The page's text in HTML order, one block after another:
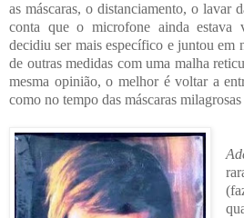
as máscaras, o distanciamento, o lavar
conta que o microfone ainda estava
decidiu ser mais específico e juntou em
de outras medidas com uma malha
mesma opinião, o melhor é voltar a
como no tempo das máscaras